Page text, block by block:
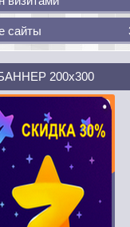
сайты
200х300